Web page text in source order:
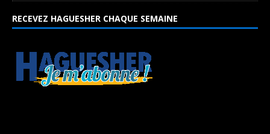
RECEVEZ HAGUESHER CHAQUE SEMAINE